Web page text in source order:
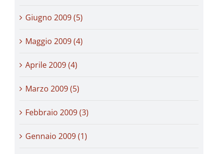
Giugno 2009 (5)
Maggio 2009 (4)
Aprile 2009 (4)
Marzo 2009 (5)
Febbraio 2009 (3)
Gennaio 2009 (1)